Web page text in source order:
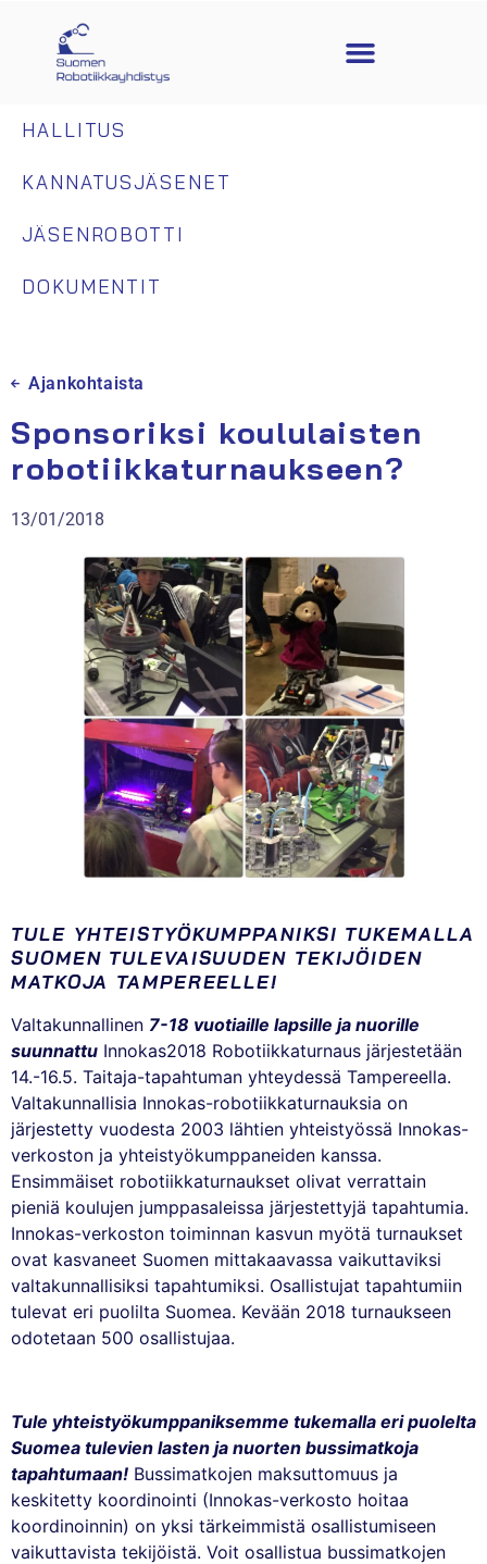
HALLITUS
KANNATUSJÄSENET
JÄSENROBOTTI
DOKUMENTIT
Ajankohtaista
Sponsoriksi koululaisten
robotiikkaturnaukseen?
13/01/2018
TULE YHTEISTYÖKUMPPANIKSI TUKEMALLA
SUOMEN TULEVAISUUDEN TEKIJÖIDEN
MATKOJA TAMPEREELLE!
Valtakunnallinen 7-18 vuotiaille lapsille ja nuorille
suunnattu Innokas2018 Robotiikkaturnaus järjestetään
14.-16.5. Taitaja-tapahtuman yhteydessä Tampereella.
Valtakunnallisia Innokas-robotiikkaturnauksia on
järjestetty vuodesta 2003 lähtien yhteistyössä Innokas-
verkoston ja yhteistyökumppaneiden kanssa.
Ensimmäiset robotiikkaturnaukset olivat verrattain
pieniä koulujen jumppasaleissa järjestettyjä tapahtumia.
Innokas-verkoston toiminnan kasvun myötä turnaukset
ovat kasvaneet Suomen mittakaavassa vaikuttaviksi
valtakunnallisiksi tapahtumiksi. Osallistujat tapahtumiin
tulevat eri puolilta Suomea. Kevään 2018 turnaukseen
odotetaan 500 osallistujaa.
Tule yhteistyökumppaniksemme tukemalla eri puolelta
Suomea tulevien lasten ja nuorten bussimatkoja
tapahtumaan! Bussimatkojen maksuttomuus ja
keskitetty koordinointi (Innokas-verkosto hoitaa
koordinoinnin) on yksi tärkeimmistä osallistumiseen
vaikuttavista tekijöistä. Voit osallistua bussimatkojen